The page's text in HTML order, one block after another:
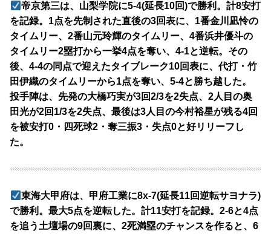
帝京第三は、山梨学院に5-4(延長10回)で勝利。計8安打
を記録。1点を先制された直後の3回表に、1番金川凪怜の
タイムリー、2番山元玲輝のタイムリー、4番浜井優斗の
タイムリー2塁打から一挙4点を奪い、4-1と逆転。その
後、4-4の同点で迎えたタイブレーク10回表に、代打・竹
田伊織のタイムリーから1点を奪い、5-4と勝ち越した。
投手陣は、先発の大橋巧実が3回2/3を2失点、2人目の奥
田光が2回1/3を2失点、最後は3人目の今村裕星が残る4回
を被安打0・四死球2・奪三振3・失点0と好リリーフし
た。
東海大甲府は、甲府工業に8x-7(延長11回逆転サヨナラ)
で勝利。最大5点を逆転した。計11安打を記録。2-6と4点
を追う土壇場の9回裏に、2死満塁のチャンスを作ると、6